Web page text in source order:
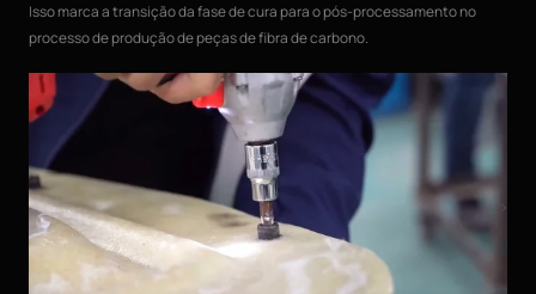
Isso marca a transição da fase de cura para o pós-processamento no
processo de produção de peças de fibra de carbono.